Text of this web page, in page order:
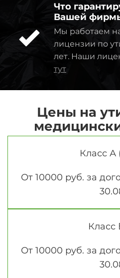
Что
Вашей
Мы работаем
лицензии по
лет. Наши
тут
Цены на
Класс А
От 10000 руб. за
Класс
От 10000 руб. за